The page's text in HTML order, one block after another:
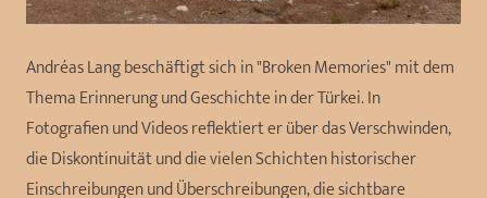
Andréas Lang beschäftigt sich in "Broken Memories" mit dem
Thema Erinnerung und Geschichte in der Türkei. In
Fotografien und Videos reflektiert er über das Verschwinden,
die Diskontinuität und die vielen Schichten historischer
Einschreibungen und Überschreibungen, die sichtbare